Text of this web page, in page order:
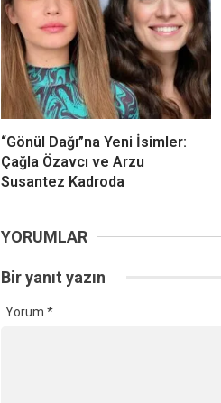
“Gönül Dağı”na Yeni İsimler:
Çağla Özavcı ve Arzu
Susantez Kadroda
YORUMLAR
Bir yanıt yazın
Yorum *